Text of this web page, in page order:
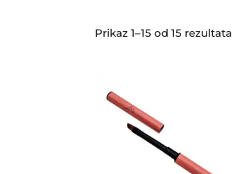
Prikaz 1–15 od 15 rezultata